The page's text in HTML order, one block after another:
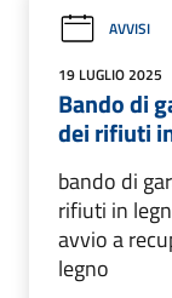
AVVISI
19 LUGLIO 2025
Bando di
dei rifiuti
bando di
rifiuti in
avvio a
legno